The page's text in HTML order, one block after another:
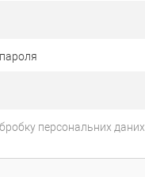
персональних даних.